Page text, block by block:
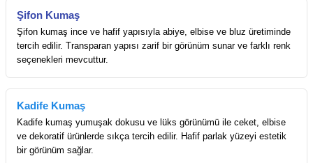
Şifon Kumaş
Şifon kumaş ince ve hafif yapısıyla abiye, elbise ve bluz üretiminde
tercih edilir. Transparan yapısı zarif bir görünüm sunar ve farklı renk
seçenekleri mevcuttur.
Kadife Kumaş
Kadife kumaş yumuşak dokusu ve lüks görünümü ile ceket, elbise
ve dekoratif ürünlerde sıkça tercih edilir. Hafif parlak yüzeyi estetik
bir görünüm sağlar.